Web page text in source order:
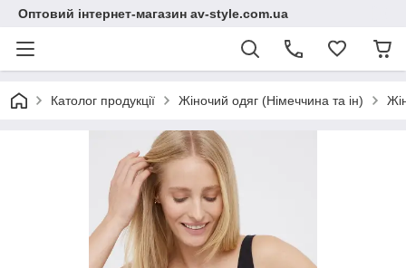
Оптовий інтернет-магазин av-style.com.ua
Католог продукції Жіночий одяг (Німеччина та ін)